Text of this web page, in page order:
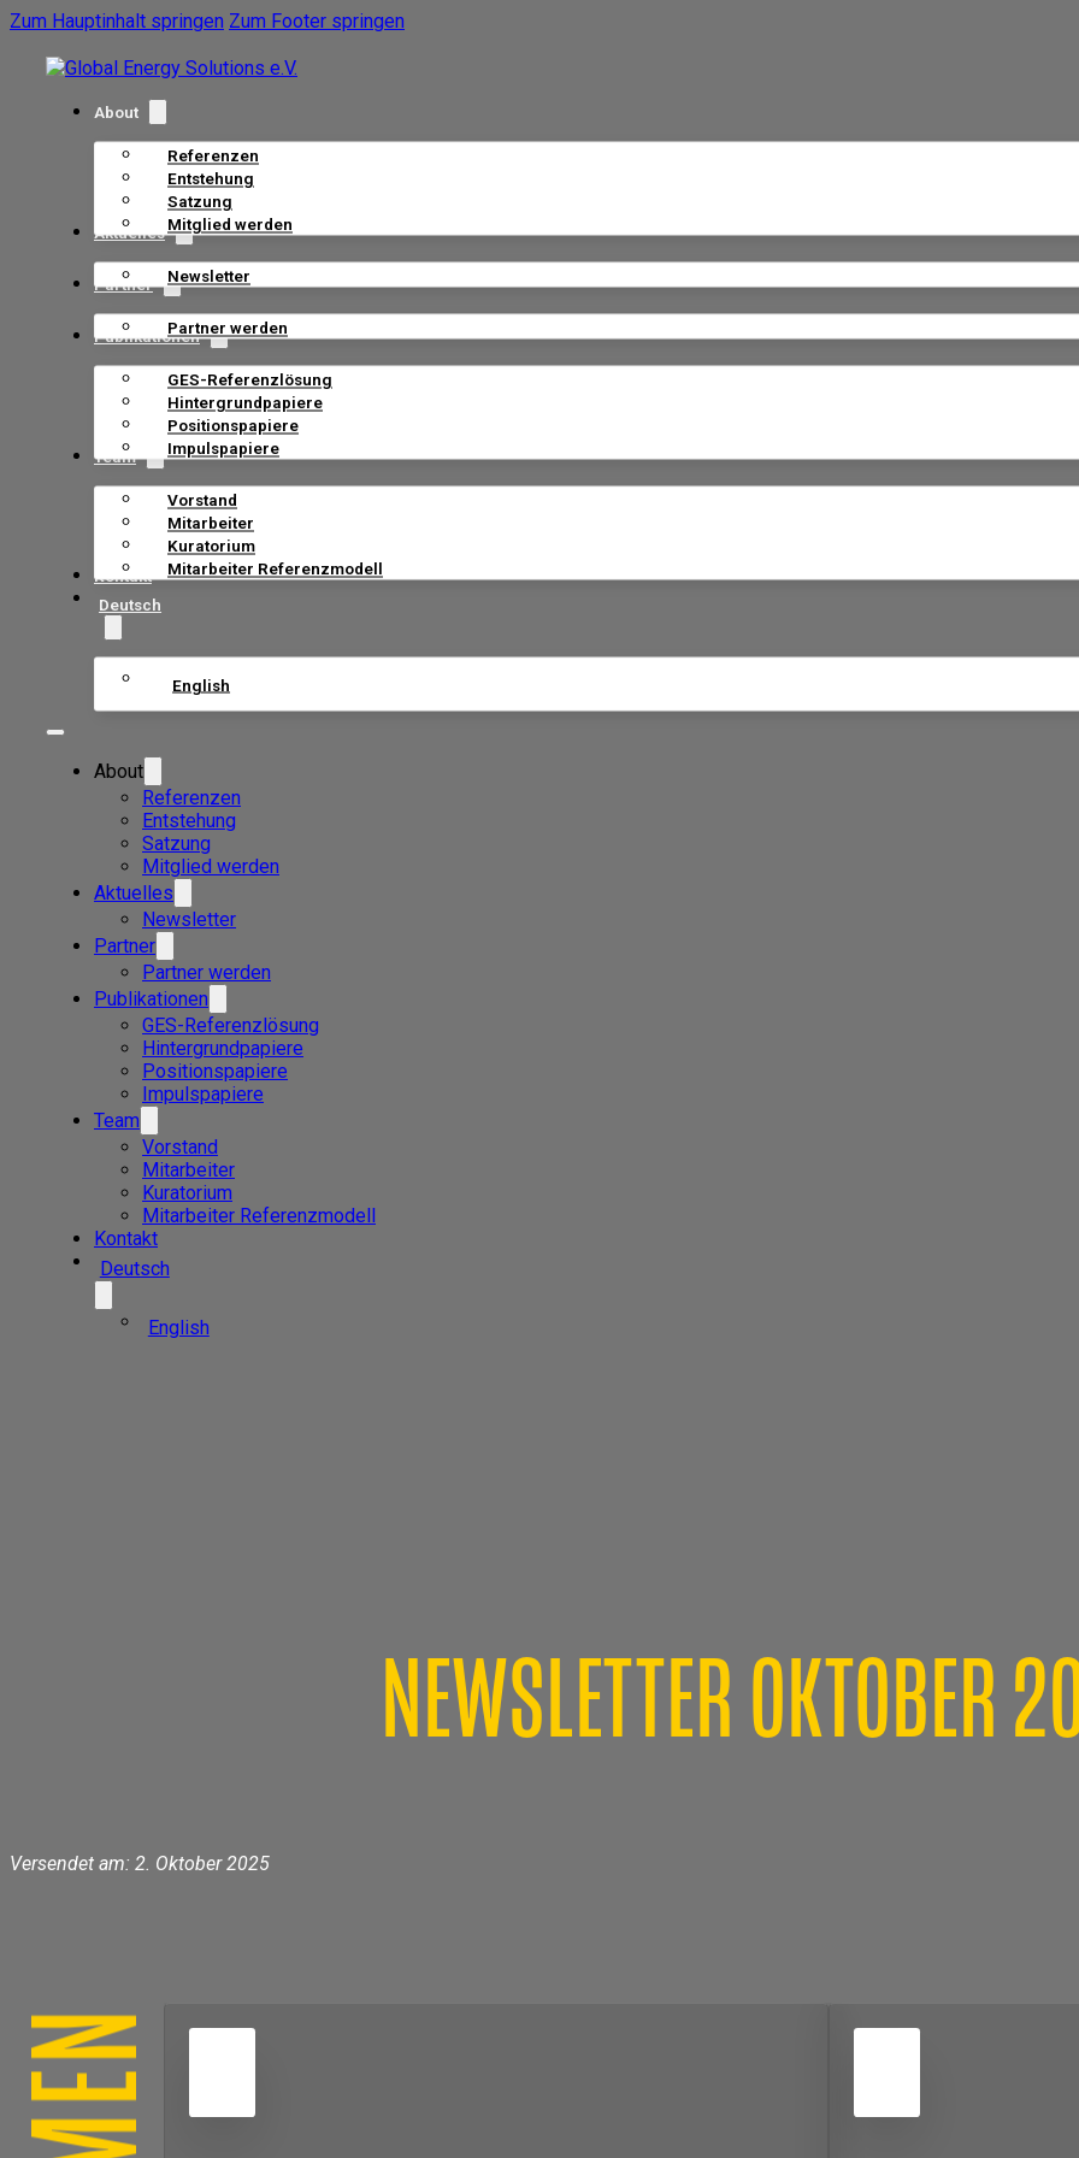
Zum Hauptinhalt springen Zum Footer springen
About
Referenzen
Entstehung
Satzung
Mitglied werden
Aktuelles
Newsletter
Partner
Partner werden
Publikationen
GES-Referenzlösung
Hintergrundpapiere
Positionspapiere
Impulspapiere
Team
Vorstand
Mitarbeiter
Kuratorium
Mitarbeiter Referenzmodell
Kontakt
Deutsch
English
About
Referenzen
Entstehung
Satzung
Mitglied werden
Aktuelles
Newsletter
Partner
Partner werden
Publikationen
GES-Referenzlösung
Hintergrundpapiere
Positionspapiere
Impulspapiere
Team
Vorstand
Mitarbeiter
Kuratorium
Mitarbeiter Referenzmodell
Kontakt
Deutsch
English
NEWSLETTER OKTOBER
Versendet am: 2. Oktober 2025